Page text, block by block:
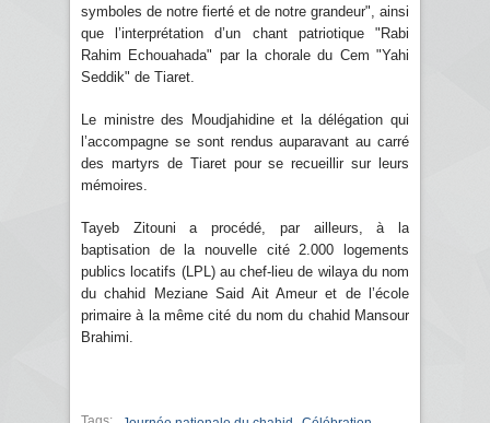
symboles de notre fierté et de notre grandeur", ainsi
que l’interprétation d’un chant patriotique "Rabi
Rahim Echouahada" par la chorale du Cem "Yahi
Seddik" de Tiaret.
Le ministre des Moudjahidine et la délégation qui
l’accompagne se sont rendus auparavant au carré
des martyrs de Tiaret pour se recueillir sur leurs
mémoires.
Tayeb Zitouni a procédé, par ailleurs, à la
baptisation de la nouvelle cité 2.000 logements
publics locatifs (LPL) au chef-lieu de wilaya du nom
du chahid Meziane Said Ait Ameur et de l’école
primaire à la même cité du nom du chahid Mansour
Brahimi.